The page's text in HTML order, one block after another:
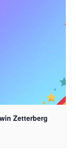
Zetterberg